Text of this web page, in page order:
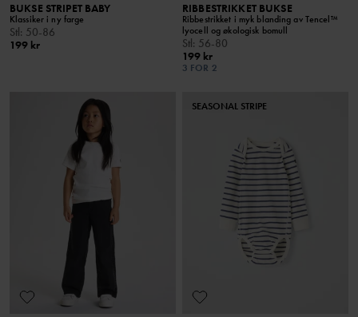
BUKSE STRIPET BABY
Klassiker i ny farge
Stl: 50-86
199 kr
RIBBESTRIKKET BUKSE
Ribbestrikket i myk blanding av Tencel™
lyocell og økologisk bomull
Stl: 56-80
199 kr
3 FOR 2
SEASONAL STRIPE